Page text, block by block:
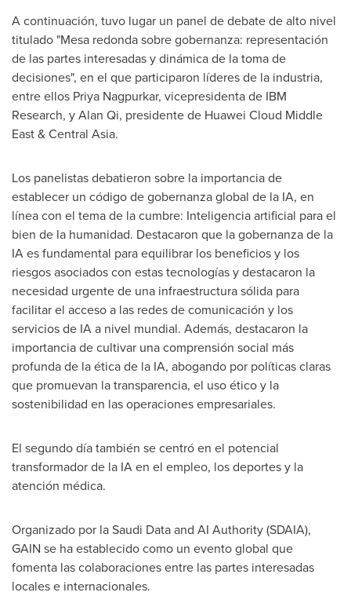
A continuación, tuvo lugar un panel de debate de alto nivel
titulado "Mesa redonda sobre gobernanza: representación
de las partes interesadas y dinámica de la toma de
decisiones", en el que participaron líderes de la industria,
entre ellos Priya Nagpurkar, vicepresidenta de IBM
Research, y Alan Qi, presidente de Huawei Cloud Middle
East&Central Asia.
Los panelistas debatieron sobre la importancia de
establecer un código de gobernanza global de la IA, en
línea con el tema de la cumbre: Inteligencia artificial para el
bien de la humanidad. Destacaron que la gobernanza de la
IA es fundamental para equilibrar los beneficios y los
riesgos asociados con estas tecnologías y destacaron la
necesidad urgente de una infraestructura sólida para
facilitar el acceso a las redes de comunicación y los
servicios de IA a nivel mundial. Además, destacaron la
importancia de cultivar una comprensión social más
profunda de la ética de la IA, abogando por políticas claras
que promuevan la transparencia, el uso ético y la
sostenibilidad en las operaciones empresariales.
El segundo día también se centró en el potencial
transformador de la IA en el empleo, los deportes y la
atención médica.
Organizado por la Saudi Data and AI Authority (SDAIA),
GAIN se ha establecido como un evento global que
fomenta las colaboraciones entre las partes interesadas
locales e internacionales.